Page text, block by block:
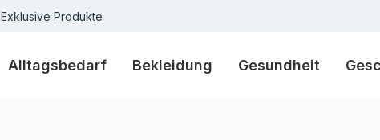
Exklusive Produkte
Alltagsbedarf Bekleidung Gesundheit